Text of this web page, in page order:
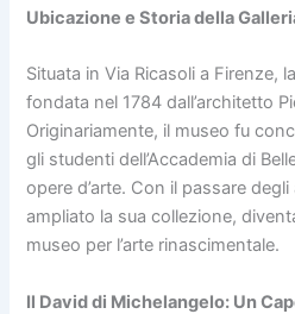
Ubicazione e Storia della
Situata in Via Ricasoli a Firenze,
fondata nel 1784 dall’architetto
Originariamente, il museo fu
gli studenti dell’Accademia di
opere d’arte. Con il passare
ampliato la sua collezione,
museo per l’arte rinascimentale.
Il David di Michelangelo: Un